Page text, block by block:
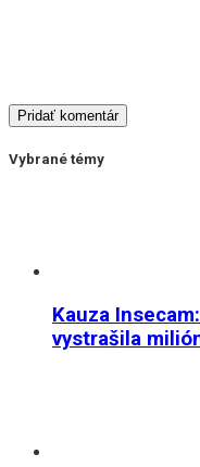
Vybrané témy
Kauza
vystrašila